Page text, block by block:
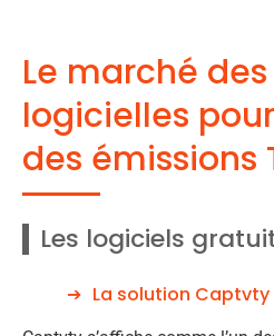
Le marché
logicielles
des émissions
Les logiciels
La solution Captvty